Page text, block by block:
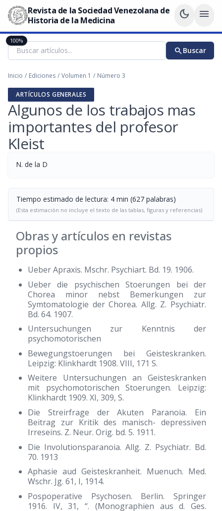
Revista de la Sociedad Venezolana de
Historia de la Medicina
dark_mode menu
searchBuscar
Inicio / Ediciones / Volumen 1 / Número 3
ARTÍCULOS GENERALES
Algunos de los trabajos mas
importantes del profesor
Kleist
N. de la D
Tiempo estimado de lectura: 4 min (627 palabras)
(Esta estimación no incluye el texto de las tablas, figuras y referencias)
Obras y artículos en revistas
propios
Ueber Apraxis. Mschr. Psychiart. Bd. 19. 1906.
Ueber die psychischen Stoerungen bei der
Chorea minor nebst Bemerkungen zur
Symtomatologie der Chorea. Allg. Z. Psychiatr.
Bd. 64. 1907.
Untersuchungen zur Kenntnis der
psychomotorischen
Bewegungstoerungen bei Geisteskranken.
Leipzig: Klinkhardt 1908. VIII, 171 S.
Weitere Untersuchungen an Geisteskranken
mit psychomotorischen Stoerungen. Leipzig:
Klinkhardt 1909. XI, 309, S.
Die Streirfrage der Akuten Paranoia. Ein
Beitrag zur Kritik des manisch- depressiven
Irreseins. Z. Neur. Orig. bd. 5. 1911.
Die Involutionsparanoia. Allg. Z. Psychiatr. Bd.
70. 1913
Aphasie aud Geisteskranheit. Muenuch. Med.
Wschr. Jg. 61, I, 1914.
Pospoperative Psychosen. Berlin. Springer
1916. IV, 31, “. (Monographien aus d. Ges.
100%